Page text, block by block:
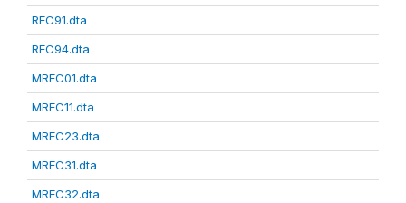
REC91.dta
REC94.dta
MREC01.dta
MREC11.dta
MREC23.dta
MREC31.dta
MREC32.dta